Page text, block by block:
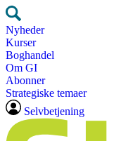
Nyheder
Kurser
Boghandel
Om GI
Abonner
Strategiske temaer
Selvbetjening